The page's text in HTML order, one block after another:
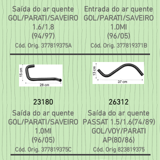
Saída do ar quente
GOL/PARATI/SAVEIRO
1.6/1.8
(94/97)
Cód. Orig. 377819375A
23180
Saída do ar quente
GOL/PARATI/SAVEIRO
1.0MI
(96/05)
Cód. Orig. 377819375C
Entrada do ar quente
GOL/PARATI/SAVEIRO
1.0MI
(96/05)
Cód. Orig. 377819371B
26312
Saída do ar quente
PASSAT 1.5/1.6(74/89)
GOL/VOY/PARATI
AP(80/86)
Cód. Orig823819375